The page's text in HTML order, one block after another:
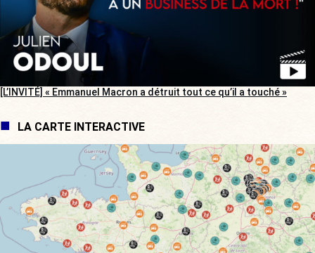
[L’INVITÉ] « Emmanuel Macron a détruit tout ce qu’il a touché »
LA CARTE INTERACTIVE